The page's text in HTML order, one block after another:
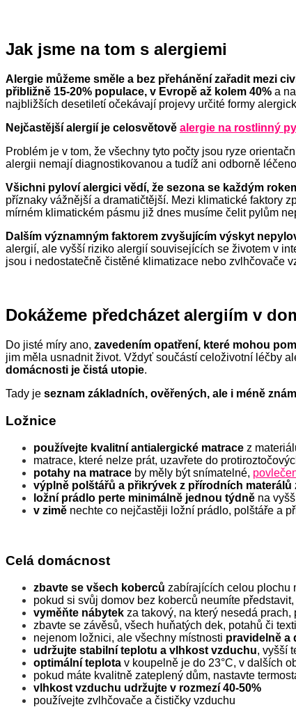
Jak jsme na tom s alergiemi
A lergie můžeme směle a bez přehánění zařadit mezi
přibližně 15-20% populace, v Evropě až kolem 40% a
najbližších desetiletí očekávají projevy určité formy
Nejčastější alergií je celosvětově alergie na rostlinný pyl
Problém je v tom, že všechny tyto počty jsou ryze
alergii nemají diagnostikovanou a tudíž ani odborně
Všichni pyloví alergici vědí, že sezona se každým
příznaky vážnější a dramatičtější. Mezi klimatické faktory
mírném klimatickém pásmu již dnes musíme čelit pylům
Dalším významným faktorem zvyšujícím výskyt
alergií, ale vyšší riziko alergií souvisejících se životem v
jsou i nedostatečně čistěné klimatizace nebo zvlhčovače
Dokážeme předcházet alergiím v
Do jisté míry ano, zavedením opatření, které mohou
jim měla usnadnit život. Vždyť součástí celoživotní léčby
domácnosti je čistá utopie.
Tady je seznam základních, ověřených, ale i méně
Ložnice
používejte kvalitní antialergické matrace z
matrace, které nelze prát, uzavřete do
potahy na matrace by měly být snímatelné,
výplně polštářů a přikrývek z přírodních materálů
ložní prádlo perte minimálně jednou týdně na
v zimě nechte co nejčastěji ložní prádlo, polštáře a
Celá domácnost
zbavte se všech koberců zabírajících celou plochu
pokud si svůj domov bez koberců neumíte
vyměňte nábytek za takový, na který nesedá prach,
zbavte se závěsů, všech huňatých dek, potahů či
nejenom ložnici, ale všechny místnosti pravidelně a
udržujte stabilní teplotu a vlhkost vzduchu, vyšší
optimální teplota v koupelně je do 23°C, v dalších
pokud máte kvalitně zateplený dům, nastavte
vlhkost vzduchu udržujte v rozmezí 40-50%
používejte zvlhčovače a čističky vzduchu